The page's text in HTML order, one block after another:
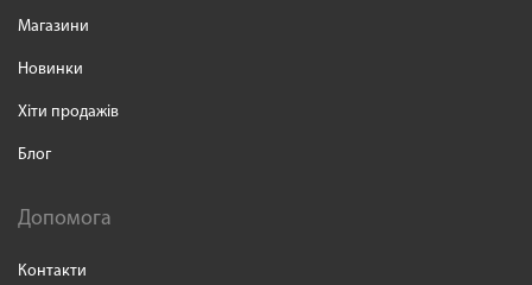
Магазини
Новинки
Хіти продажів
Блог
Допомога
Контакти